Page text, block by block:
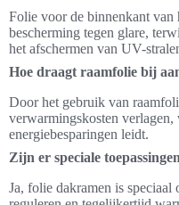
Folie voor de binnenkant van
bescherming tegen glare,
het afschermen van UV-
Hoe draagt raamfolie bij
Door het gebruik van
verwarmingskosten
energiebesparingen leidt.
Zijn er speciale
Ja, folie dakramen is